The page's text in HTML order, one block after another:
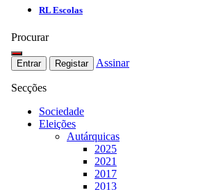
RL Escolas
Procurar
Entrar Registar Assinar
Secções
Sociedade
Eleições
Autárquicas
2025
2021
2017
2013